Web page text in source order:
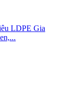
LDPE Gia